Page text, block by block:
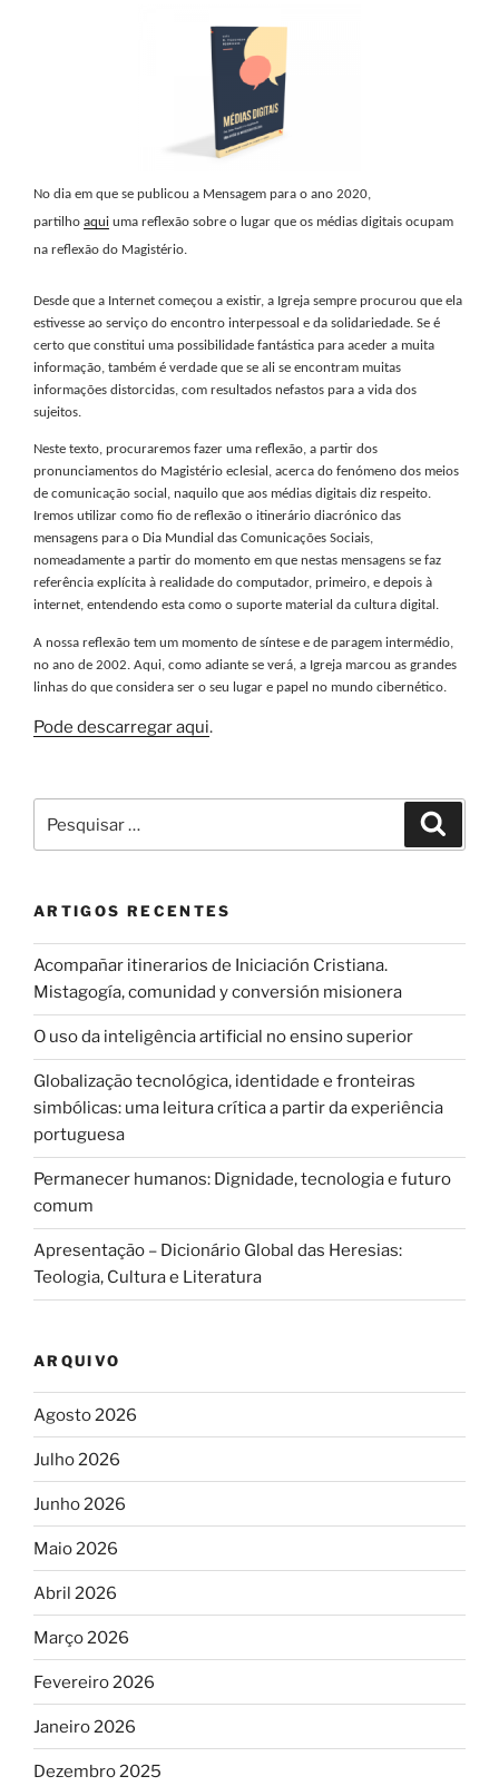
No dia em que se publicou a Mensagem para o ano 2020,
partilho aqui uma reflexão sobre o lugar que os médias digitais ocupam
na reflexão do Magistério.
Desde que a Internet começou a existir, a Igreja sempre procurou que ela
estivesse ao serviço do encontro interpessoal e da solidariedade. Se é
certo que constitui uma possibilidade fantástica para aceder a muita
informação, também é verdade que se ali se encontram muitas
informações distorcidas, com resultados nefastos para a vida dos
sujeitos.
Neste texto, procuraremos fazer uma reflexão, a partir dos
pronunciamentos do Magistério eclesial, acerca do fenómeno dos meios
de comunicação social, naquilo que aos médias digitais diz respeito.
Iremos utilizar como fio de reflexão o itinerário diacrónico das
mensagens para o Dia Mundial das Comunicações Sociais,
nomeadamente a partir do momento em que nestas mensagens se faz
referência explícita à realidade do computador, primeiro, e depois à
internet, entendendo esta como o suporte material da cultura digital.
A nossa reflexão tem um momento de síntese e de paragem intermédio,
no ano de 2002. Aqui, como adiante se verá, a Igreja marcou as grandes
linhas do que considera ser o seu lugar e papel no mundo cibernético.
Pode descarregar aqui.
por:
ARTIGOS RECENTES
Acompañar itinerarios de Iniciación Cristiana.
Mistagogía, comunidad y conversión misionera
O uso da inteligência artificial no ensino superior
Globalização tecnológica, identidade e fronteiras
simbólicas: uma leitura crítica a partir da experiência
portuguesa
Permanecer humanos: Dignidade, tecnologia e futuro
comum
Apresentação – Dicionário Global das Heresias:
Teologia, Cultura e Literatura
ARQUIVO
Agosto 2026
Julho 2026
Junho 2026
Maio 2026
Abril 2026
Março 2026
Fevereiro 2026
Janeiro 2026
Dezembro 2025